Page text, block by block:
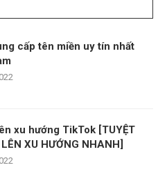
cấp tên miền uy tín nhất
xu hướng TikTok [TUYỆT
XU HƯỚNG NHANH]